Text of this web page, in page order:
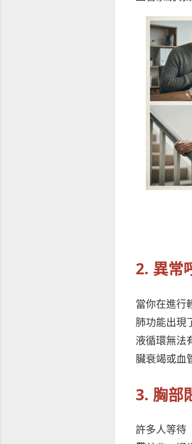
2. 異常
當你在進行
肺功能出現
液循環無法
臟衰竭或血
3. 胸部
許多人等待